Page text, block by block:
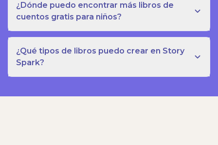
¿Dónde puedo encontrar más libros de
cuentos gratis para niños?
¿Qué tipos de libros puedo crear en Story
Spark?